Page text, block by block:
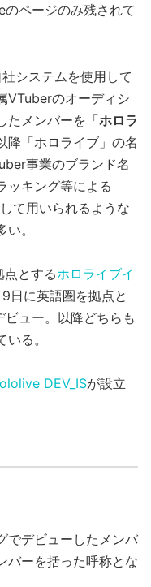
ページのみ残されて
システムを使用して
VTuberのオーディシ
たメンバーを「ホロラ
降「ホロライブ」の名
事業のブランド名
ッキング等による
て用いられるような
。
とするホロライブイ
日に英語圏を拠点と
ビュー。以降どちらも
る。
DEV_ISが設立
でデビューしたメンバ
バーを括った呼称とな